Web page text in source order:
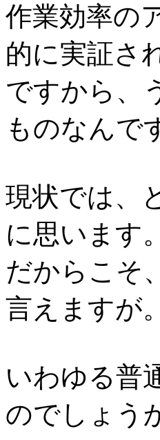
作業効率の
的に実証さ
ですから、
ものなんで
現状では、
に思います。
だからこそ
言えますが。
いわゆる普
のでしょう